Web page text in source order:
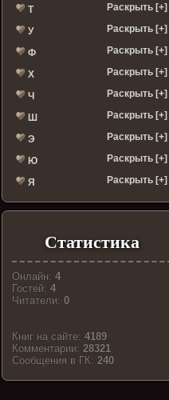
Т Раскрыть [+]
У Раскрыть [+]
Ф Раскрыть [+]
Х Раскрыть [+]
Ч Раскрыть [+]
Ш Раскрыть [+]
Э Раскрыть [+]
Ю Раскрыть [+]
Я Раскрыть [+]
Статистика
Онлайн:4
Гостей:4
Читатели:0
Книг на сайте:4189
Комментарии:28321
Cообщения в ГК:240